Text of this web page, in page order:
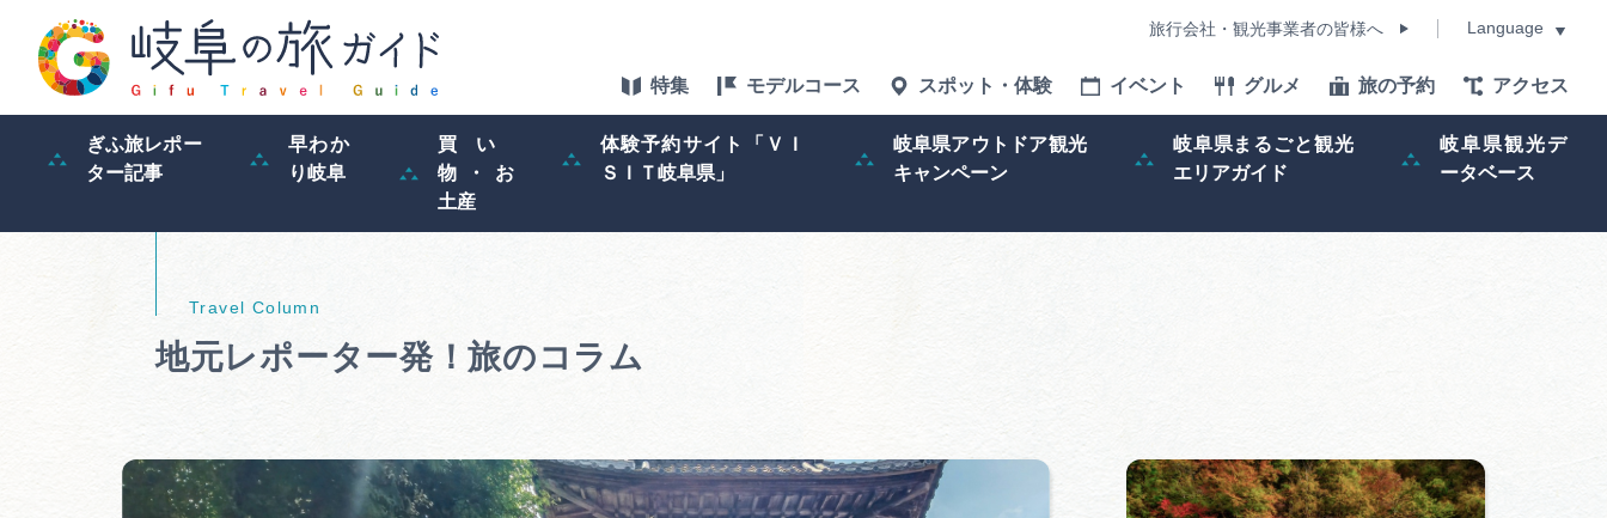
旅行会社・観光事業者の皆様へ Language
特集 モデルコース スポット・体験 イベント グルメ 旅の予約 アクセス
ぎふ旅レポー
ター記事
早わか
り岐阜
買い
物・お
土産
体験予約サイト「ＶＩ
ＳＩＴ岐阜県」
岐阜県アウトドア観光
キャンペーン
岐阜県まるごと観光
エリアガイド
岐阜県観光デ
ータベース
ぎふ旅レポーター記事 早わかり岐阜
地元レポーター発！旅のコラム